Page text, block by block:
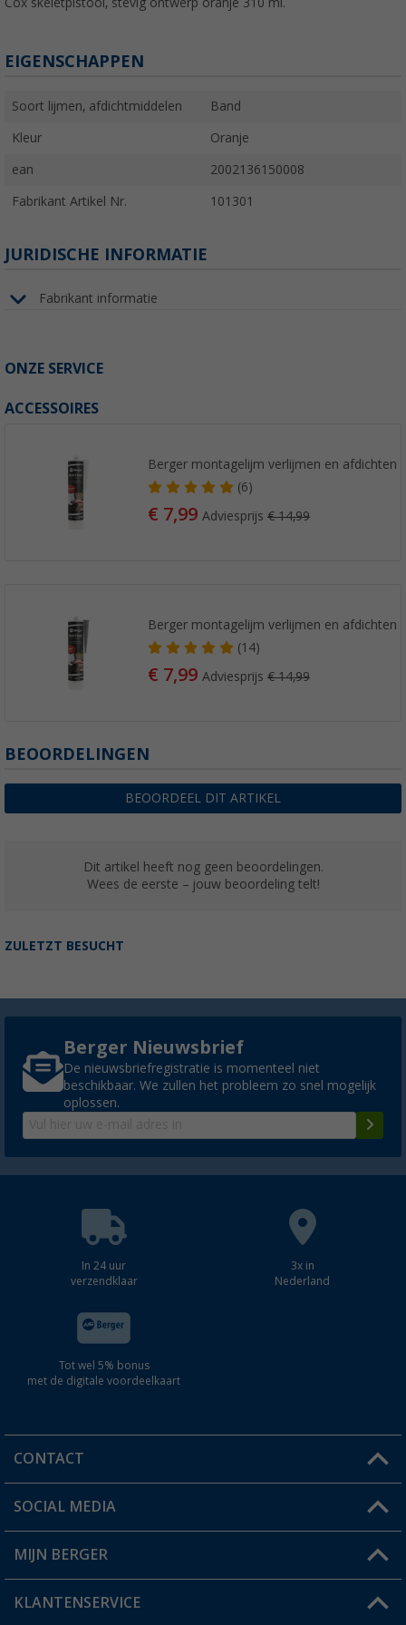
EIGENSCHAPPEN
Soort lijmen, afdichtmiddelen Band
Kleur Oranje
ean 2002136150008
Fabrikant Artikel Nr. 101301
JURIDISCHE INFORMATIE
Fabrikant informatie
ONZE SERVICE
ACCESSOIRES
Berger montagelijm verlijmen en afdichten
(6)
€ 7,99Adviesprijs€ 14,99
Berger montagelijm verlijmen en afdichten
(14)
€ 7,99Adviesprijs€ 14,99
BEOORDELINGEN
BEOORDEEL DIT ARTIKEL
Dit artikel heeft nog geen beoordelingen.
Wees de eerste – jouw beoordeling telt!
ZULETZT BESUCHT
Berger Nieuwsbrief
De nieuwsbriefregistratie is momenteel niet
beschikbaar. We zullen het probleem zo snel mogelijk
oplossen.
In 24 uur
verzendklaar
3x in
Nederland
Tot wel 5% bonus
met de digitale voordeelkaart
CONTACT
Een vraag?
Winkel vinden
SOCIAL MEDIA
MIJN BERGER
Mijn account
KLANTENSERVICE